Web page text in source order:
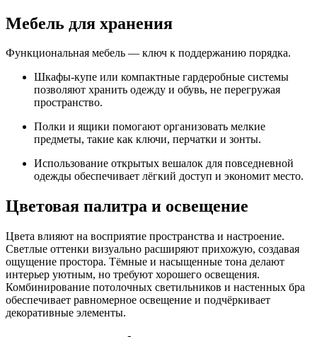
Мебель для хранения
Функциональная мебель — ключ к поддержанию порядка.
Шкафы-купе или компактные гардеробные системы
позволяют хранить одежду и обувь, не перегружая
пространство.
Полки и ящики помогают организовать мелкие
предметы, такие как ключи, перчатки и зонты.
Использование открытых вешалок для повседневной
одежды обеспечивает лёгкий доступ и экономит место.
Цветовая палитра и освещение
Цвета влияют на восприятие пространства и настроение.
Светлые оттенки визуально расширяют прихожую, создавая
ощущение простора. Тёмные и насыщенные тона делают
интерьер уютным, но требуют хорошего освещения.
Комбинирование потолочных светильников и настенных бра
обеспечивает равномерное освещение и подчёркивает
декоративные элементы.